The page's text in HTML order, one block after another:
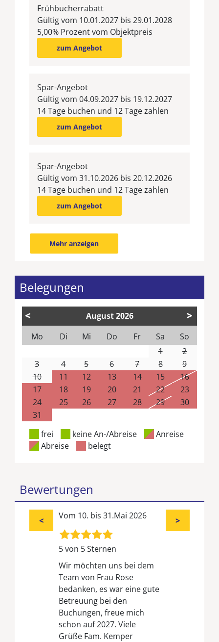
Frühbucherrabatt
Gültig vom 10.01.2027 bis 29.01.2028
5,00% Prozent vom Objektpreis
zum Angebot
Spar-Angebot
Gültig vom 04.09.2027 bis 19.12.2027
14 Tage buchen und 12 Tage zahlen
zum Angebot
Spar-Angebot
Gültig vom 31.10.2026 bis 20.12.2026
14 Tage buchen und 12 Tage zahlen
zum Angebot
Mehr anzeigen
Belegungen
< August2026
Mo
Di Mi Do Fr Sa
So
1
2
3
4 5 6 7 8
9
10
11 12 13 14 15
16
17
18 19 20 21 22
23
24
25 26 27 28 29
30
31
frei
keine An-/Abreise
Anreise
Abreise
belegt
>
Bewertungen
< Vom 10. bis 31.Mai 2026
5 von 5 Sternen
Wir möchten uns bei dem
Team von Frau Rose
bedanken, es war eine gute
Betreuung bei den
Buchungen, freue mich
schon auf 2027. Viele
Grüße Fam. Kemper
>